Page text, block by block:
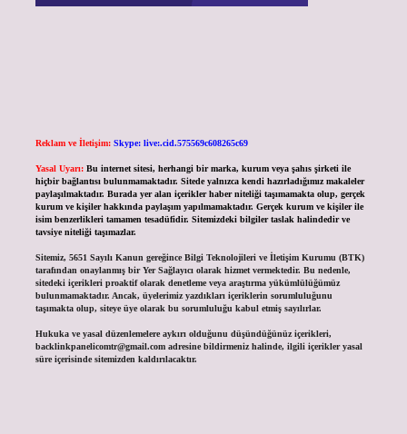
Reklam ve İletişim: Skype: live:.cid.575569c608265c69
Yasal Uyarı: Bu internet sitesi, herhangi bir marka, kurum veya şahıs şirketi ile
hiçbir bağlantısı bulunmamaktadır. Sitede yalnızca kendi hazırladığımız makaleler
paylaşılmaktadır. Burada yer alan içerikler haber niteliği taşımamakta olup, gerçek
kurum ve kişiler hakkında paylaşım yapılmamaktadır. Gerçek kurum ve kişiler ile
isim benzerlikleri tamamen tesadüfidir. Sitemizdeki bilgiler taslak halindedir ve
tavsiye niteliği taşımazlar.
Sitemiz, 5651 Sayılı Kanun gereğince Bilgi Teknolojileri ve İletişim Kurumu (BTK)
tarafından onaylanmış bir Yer Sağlayıcı olarak hizmet vermektedir. Bu nedenle,
sitedeki içerikleri proaktif olarak denetleme veya araştırma yükümlülüğümüz
bulunmamaktadır. Ancak, üyelerimiz yazdıkları içeriklerin sorumluluğunu
taşımakta olup, siteye üye olarak bu sorumluluğu kabul etmiş sayılırlar.
Hukuka ve yasal düzenlemelere aykırı olduğunu düşündüğünüz içerikleri,
backlinkpanelicomtr@gmail.comadresine bildirmeniz halinde, ilgili içerikler yasal
süre içerisinde sitemizden kaldırılacaktır.